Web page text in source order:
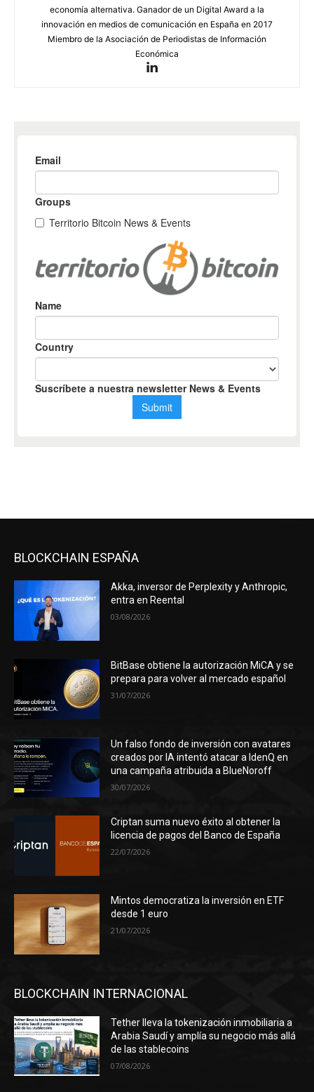
economía alternativa. Ganador de un Digital Award a la
innovación en medios de comunicación en España en 2017
Miembro de la Asociación de Periodistas de Información
Económica
BLOCKCHAIN ESPAÑA
Akka, inversor de Perplexity y Anthropic,
entra en Reental
03/08/2026
BitBase obtiene la autorización MiCA y se
prepara para volver al mercado español
31/07/2026
Un falso fondo de inversión con avatares
creados por IA intentó atacar a IdenQ en
una campaña atribuida a BlueNoroff
30/07/2026
Criptan suma nuevo éxito al obtener la
licencia de pagos del Banco de España
22/07/2026
Mintos democratiza la inversión en ETF
desde 1 euro
21/07/2026
BLOCKCHAIN INTERNACIONAL
Tether lleva la tokenización inmobiliaria a
Arabia Saudí y amplía su negocio más allá
de las stablecoins
07/08/2026